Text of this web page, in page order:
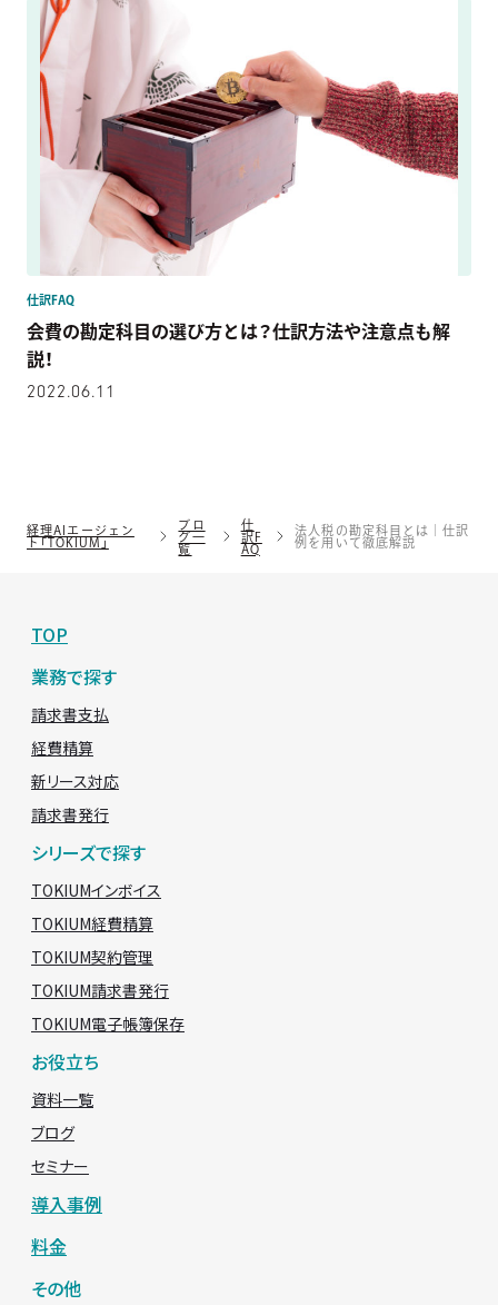
仕訳FAQ
会費の勘定科目の選び方とは？仕訳方法や注意点も解
説！
2022.06.11
経理AIエージェン
ト「TOKIUM」
ブロ
グ一
覧
仕
訳F
AQ
法人税の勘定科目とは｜仕訳
例を用いて徹底解説
TOP
業務で探す
請求書支払
経費精算
新リース対応
請求書発行
シリーズで探す
TOKIUMインボイス
TOKIUM経費精算
TOKIUM契約管理
TOKIUM請求書発行
TOKIUM電子帳簿保存
お役立ち
資料一覧
ブログ
セミナー
導入事例
料金
その他